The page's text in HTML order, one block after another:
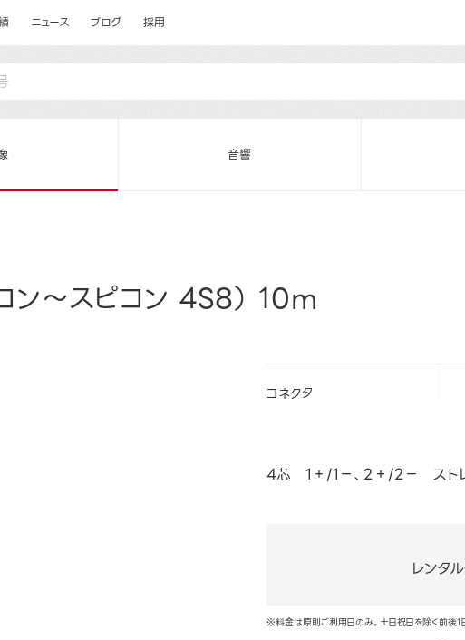
ニュース ブログ 採用
音響
ン～スピコン 4S8） 10m
コネクタ
4芯 1＋/1－、2＋/2－ スト
レンタ
※料金は原則ご利用日のみ。土日祝日を除く前後1